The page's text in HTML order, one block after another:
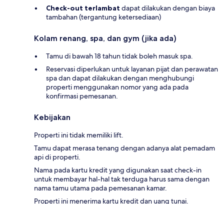
Check-out terlambat dapat dilakukan dengan biaya
tambahan (tergantung ketersediaan)
Kolam renang, spa, dan gym (jika ada)
Tamu di bawah 18 tahun tidak boleh masuk spa.
Reservasi diperlukan untuk layanan pijat dan perawatan
spa dan dapat dilakukan dengan menghubungi
properti menggunakan nomor yang ada pada
konfirmasi pemesanan.
Kebijakan
Properti ini tidak memiliki lift.
Tamu dapat merasa tenang dengan adanya alat pemadam
api di properti.
Nama pada kartu kredit yang digunakan saat check-in
untuk membayar hal-hal tak terduga harus sama dengan
nama tamu utama pada pemesanan kamar.
Properti ini menerima kartu kredit dan uang tunai.